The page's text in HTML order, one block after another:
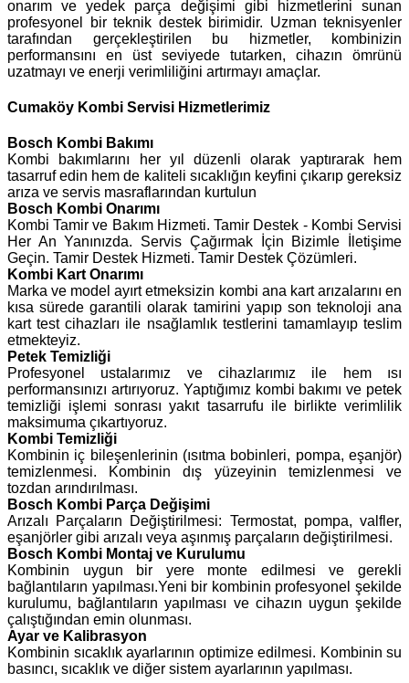
onarım ve yedek parça değişimi gibi hizmetlerini sunan
profesyonel bir teknik destek birimidir. Uzman teknisyenler
tarafından gerçekleştirilen bu hizmetler, kombinizin
performansını en üst seviyede tutarken, cihazın ömrünü
uzatmayı ve enerji verimliliğini artırmayı amaçlar.
Cumaköy Kombi Servisi Hizmetlerimiz
Bosch Kombi Bakımı
Kombi bakımlarını her yıl düzenli olarak yaptırarak hem
tasarruf edin hem de kaliteli sıcaklığın keyfini çıkarıp gereksiz
arıza ve servis masraflarından kurtulun
Bosch Kombi Onarımı
Kombi Tamir ve Bakım Hizmeti. Tamir Destek - Kombi Servisi
Her An Yanınızda. Servis Çağırmak İçin Bizimle İletişime
Geçin. Tamir Destek Hizmeti. Tamir Destek Çözümleri.
Kombi Kart Onarımı
Marka ve model ayırt etmeksizin kombi ana kart arızalarını en
kısa sürede garantili olarak tamirini yapıp son teknoloji ana
kart test cihazları ile nsağlamlık testlerini tamamlayıp teslim
etmekteyiz.
Petek Temizliği
Profesyonel ustalarımız ve cihazlarımız ile hem ısı
performansınızı artırıyoruz. Yaptığımız kombi bakımı ve petek
temizliği işlemi sonrası yakıt tasarrufu ile birlikte verimlilik
maksimuma çıkartıyoruz.
Kombi Temizliği
Kombinin iç bileşenlerinin (ısıtma bobinleri, pompa, eşanjör)
temizlenmesi. Kombinin dış yüzeyinin temizlenmesi ve
tozdan arındırılması.
Bosch Kombi Parça Değişimi
Arızalı Parçaların Değiştirilmesi: Termostat, pompa, valfler,
eşanjörler gibi arızalı veya aşınmış parçaların değiştirilmesi.
Bosch Kombi Montaj ve Kurulumu
Kombinin uygun bir yere monte edilmesi ve gerekli
bağlantıların yapılması.Yeni bir kombinin profesyonel şekilde
kurulumu, bağlantıların yapılması ve cihazın uygun şekilde
çalıştığından emin olunması.
Ayar ve Kalibrasyon
Kombinin sıcaklık ayarlarının optimize edilmesi. Kombinin su
basıncı, sıcaklık ve diğer sistem ayarlarının yapılması.